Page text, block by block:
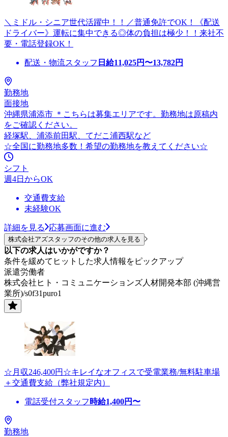
＼ミドル・シニア世代活躍中！！／普通免許でOK！《配送
ドライバー》運転に集中できる◎体の負担は極少！！来社不
要・電話登録OK！
配送・物流スタッフ 日給11,025円〜13,782円
勤務地
面接地
沖縄県浦添市 ＊こちらは募集エリアです。勤務地は原稿内
をご確認ください。
経塚駅、浦添前田駅、てだこ浦西駅など
☆全国に勤務地多数！希望の勤務地を教えてください☆
シフト
週4日からOK
交通費支給
未経験OK
詳細を見る 応募画面に進む
株式会社アズスタッフのその他の求人を見る
以下の求人はいかがですか？
条件を緩めてヒットした求人情報をピックアップ
派遣労働者
株式会社ヒト・コミュニケーションズ人材開発本部 (沖縄営
業所)/s0f31puro1
☆月収246,400円☆キレイなオフィスで受電業務/無料駐車場
＋交通費支給（弊社規定内）
電話受付スタッフ 時給1,400円〜
勤務地